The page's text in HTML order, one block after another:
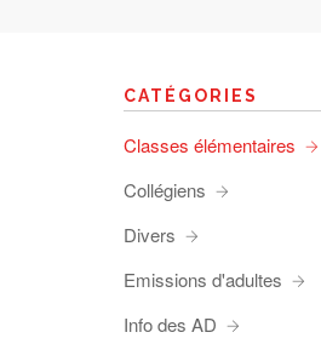
RECHERCHER
CATÉGORIES
Classes élémentaires
Collégiens
Divers
Emissions d'adultes
Info des AD